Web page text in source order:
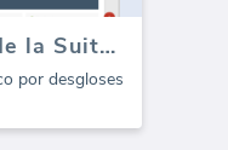
Informe de ventas de la Suite de comercio electrónico (Informe)
por desgloses